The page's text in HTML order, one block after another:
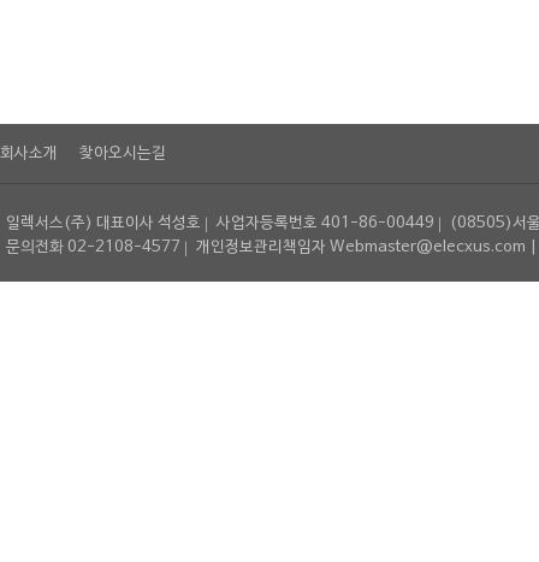
회사소개 찾아오시는길
일렉서스(주) 대표이사 석성호 사업자등록번호 401-86-00449
(08505)서
문의전화 02-2108-4577
개인정보관리책임자